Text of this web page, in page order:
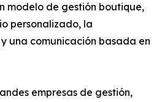
modelo de gestión boutique,
personalizado, la
una comunicación basada en
empresas de gestión,